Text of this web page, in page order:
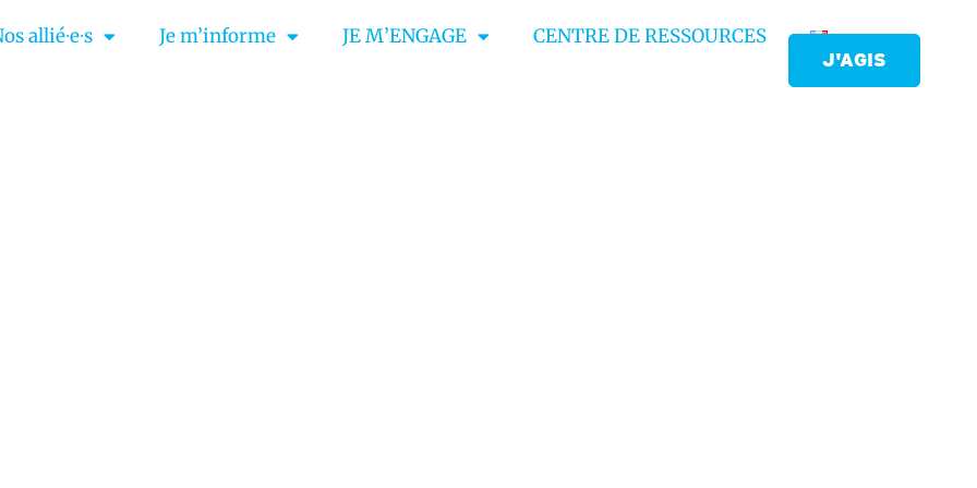
J'AGIS
allié∙e∙s Je m’informe JE M’ENGAGE CENTRE DE RESSOURCES